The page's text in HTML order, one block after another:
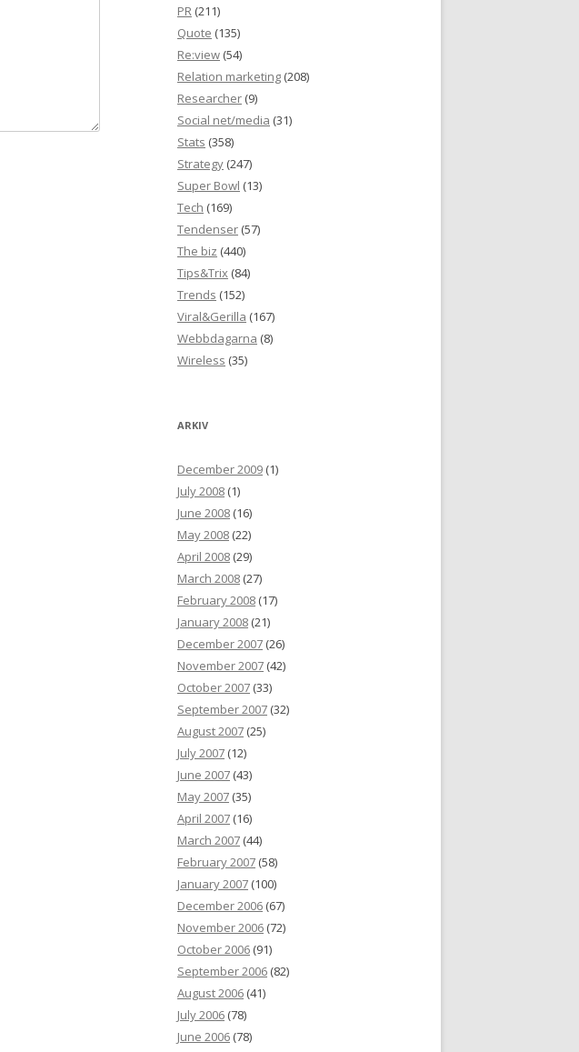
PR (211)
Quote (135)
Re:view (54)
Relation marketing (208)
Researcher (9)
Social net/media (31)
Stats (358)
Strategy (247)
Super Bowl (13)
Tech (169)
Tendenser (57)
The biz (440)
Tips&Trix (84)
Trends (152)
Viral&Gerilla (167)
Webbdagarna (8)
Wireless (35)
ARKIV
December 2009 (1)
July 2008 (1)
June 2008 (16)
May 2008 (22)
April 2008 (29)
March 2008 (27)
February 2008 (17)
January 2008 (21)
December 2007 (26)
November 2007 (42)
October 2007 (33)
September 2007 (32)
August 2007 (25)
July 2007 (12)
June 2007 (43)
May 2007 (35)
April 2007 (16)
March 2007 (44)
February 2007 (58)
January 2007 (100)
December 2006 (67)
November 2006 (72)
October 2006 (91)
September 2006 (82)
August 2006 (41)
July 2006 (78)
June 2006 (78)